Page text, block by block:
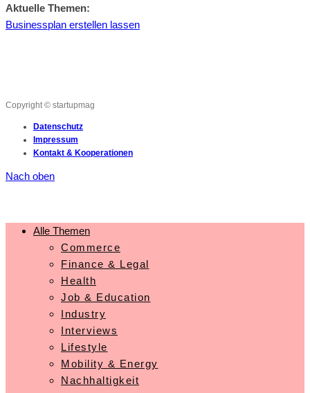
Aktuelle Themen:
Businessplan erstellen lassen
Copyright © startupmag
Datenschutz
Impressum
Kontakt & Kooperationen
Nach oben
Alle Themen
Commerce
Finance & Legal
Health
Job & Education
Industry
Interviews
Lifestyle
Mobility & Energy
Nachhaltigkeit